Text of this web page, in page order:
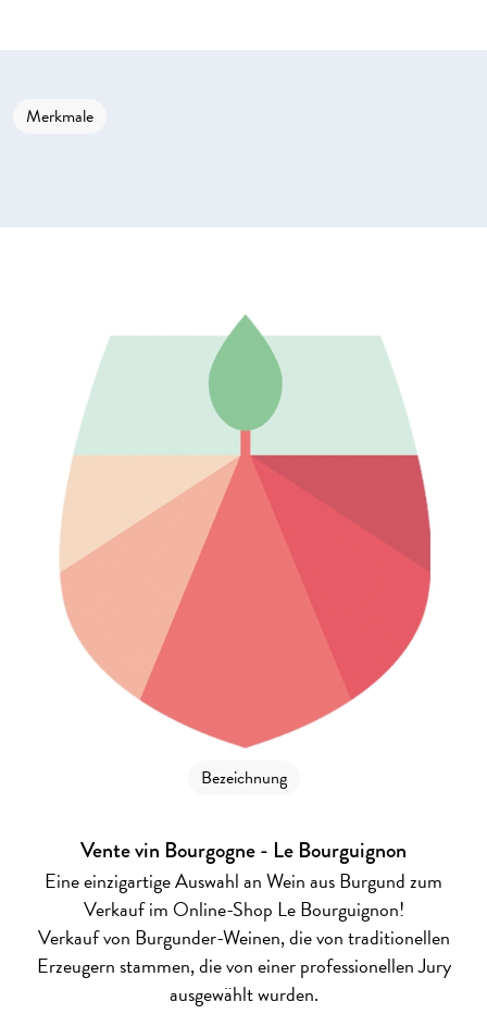
Merkmale
Bezeichnung
Vente vin Bourgogne - Le Bourguignon
Eine einzigartige Auswahl an Wein aus Burgund zum
Verkauf im Online-Shop Le Bourguignon!
Verkauf von Burgunder-Weinen, die von traditionellen
Erzeugern stammen, die von einer professionellen Jury
ausgewählt wurden.